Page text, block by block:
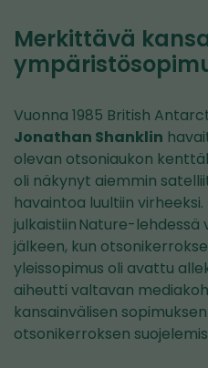
Merkittävä
Vuonna 1985 British
Jonathan Shanklin
olevan otsoniaukon
oli näkynyt aiemmin
havaintoa luultiin
julkaistiin Nature-lehdessä
jälkeen, kun
yleissopimus oli avattu
aiheutti valtavan
kansainvälisen
otsonikerroksen